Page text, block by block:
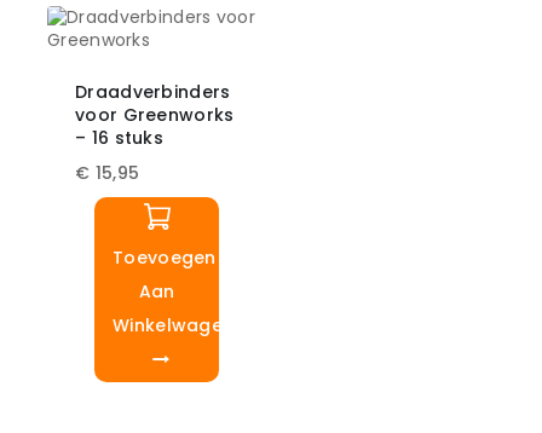
Draadverbinders
voor Greenworks
– 16 stuks
€ 15,95
Toevoegen
Aan
Winkelwagen